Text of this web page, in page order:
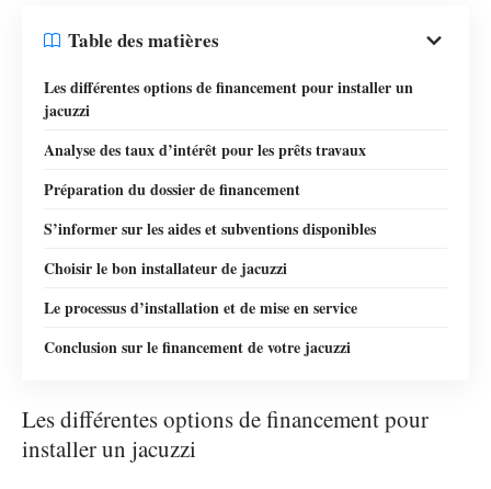
Table des matières
Les différentes options de financement pour installer un
jacuzzi
Analyse des taux d’intérêt pour les prêts travaux
Préparation du dossier de financement
S’informer sur les aides et subventions disponibles
Choisir le bon installateur de jacuzzi
Le processus d’installation et de mise en service
Conclusion sur le financement de votre jacuzzi
Les différentes options de financement pour
installer un jacuzzi